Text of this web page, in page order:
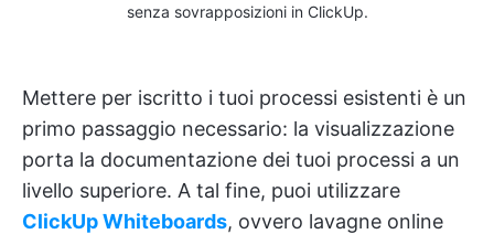
senza sovrapposizioni in ClickUp.
Mettere per iscritto i tuoi processi esistenti è un
primo passaggio necessario: la visualizzazione
porta la documentazione dei tuoi processi a un
livello superiore. A tal fine, puoi utilizzare
ClickUp Whiteboards, ovvero lavagne online